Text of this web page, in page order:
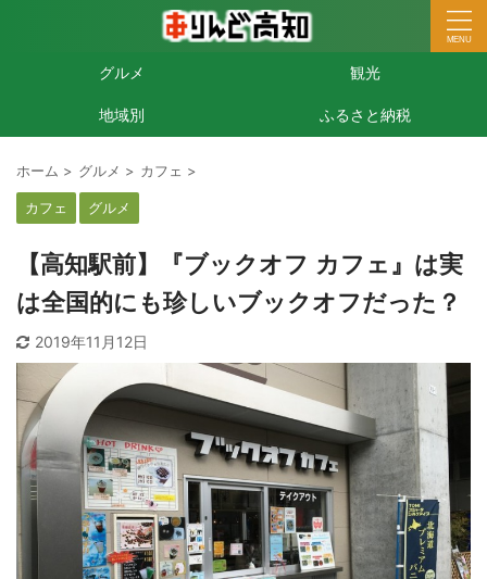
グルメ 観光
地域別 ふるさと納税
ホーム > グルメ > カフェ >
カフェ グルメ
【高知駅前】『ブックオフ カフェ』は実
は全国的にも珍しいブックオフだった？
2019年11月12日